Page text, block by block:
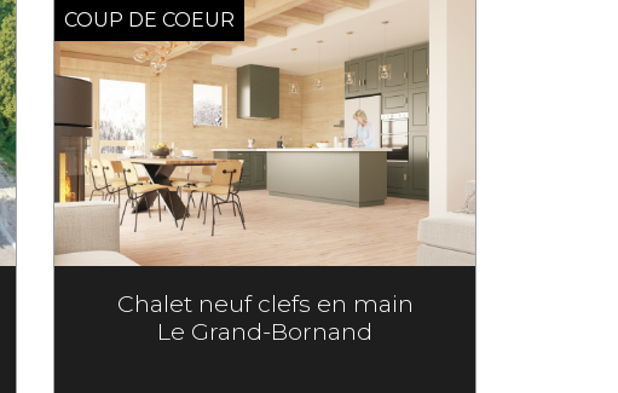
COUP DE COEUR
Chalet neuf clefs en main
Le Grand-Bornand